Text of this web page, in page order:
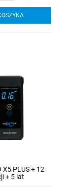
PLUS + 12
+ 5 lat